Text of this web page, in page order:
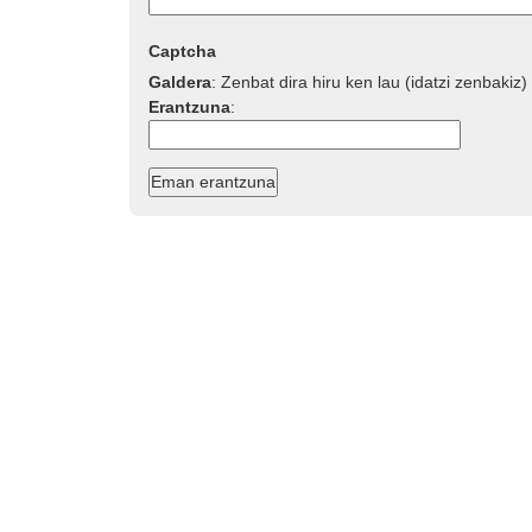
Captcha
Galdera:Zenbat dira hiru ken lau (idatzi zenbakiz)
Erantzuna: